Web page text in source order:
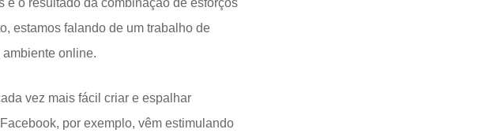
é o resultado da combinação de esforços
estamos falando de um trabalho de
online.
vez mais fácil criar e espalhar
por exemplo, vêm estimulando